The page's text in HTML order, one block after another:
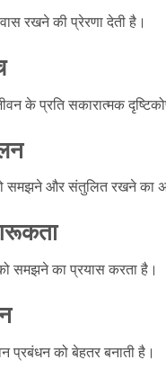
रखने की प्रेरणा देती है।
के प्रति सकारात्मक
समझने और संतुलित रखने का
समझने का प्रयास करता है।
प्रबंधन को बेहतर बनाती है।